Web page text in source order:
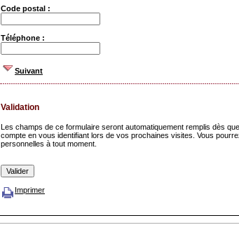
Code postal :
Téléphone :
Suivant
Validation
Les champs de ce formulaire seront automatiquement remplis dès
compte en vous identifiant lors de vos prochaines visites. Vous
personnelles à tout moment.
Imprimer